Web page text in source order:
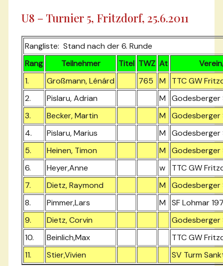
U8 – Turnier 5, Fritzdorf, 25.6.2011
Rangliste: Stand nach der 6. Runde
Rang
Teilnehmer Titel TWZ At
1.
Großmann, Lénárd 765 M
TTC GW
2.
Pislaru, Adrian M
Godesberger
3.
Becker, Martin M
Godesberger
4.
Pislaru, Marius M
Godesberger
5.
Heinen, Timon M
Godesberger
6.
Heyer,Anne w
TTC GW
7.
Dietz, Raymond M
Godesberger
8.
Pimmer,Lars M
SF Lohmar
9.
Dietz, Corvin
Godesberger
10.
Beinlich,Max
TTC GW
11.
Stier,Vivien SV Turm